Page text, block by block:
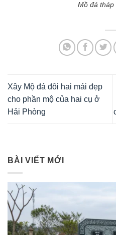
Mồ đá tháp
Xây Mộ đá đôi hai mái đẹp
cho phần mộ của hai cụ ở
Hải Phòng
BÀI VIẾT MỚI